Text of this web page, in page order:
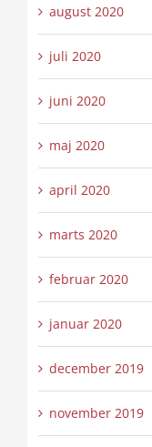
august 2020
juli 2020
juni 2020
maj 2020
april 2020
marts 2020
februar 2020
januar 2020
december 2019
november 2019